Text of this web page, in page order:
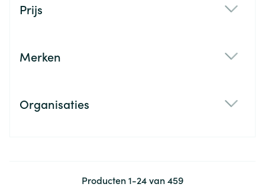
Prijs
Merken
Organisaties
Producten1-24van459